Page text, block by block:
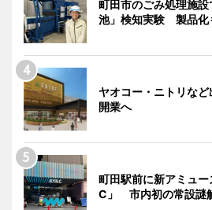
町田市のごみ処理施
池」検知実験 製品化
ヤオコー・ニトリな
開業へ
町田駅前に新アミュ
C」 市内初の常設謎